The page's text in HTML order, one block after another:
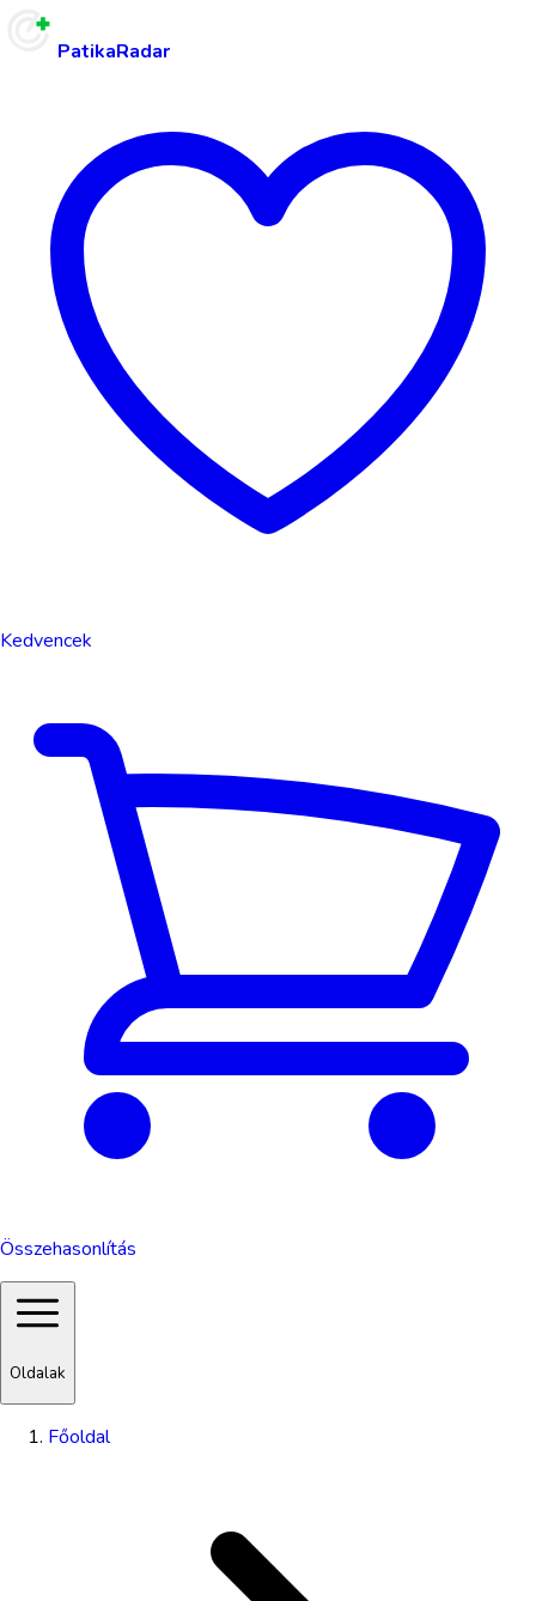
PatikaRadar
Kedvencek
Összehasonlítás
Oldalak
Főoldal